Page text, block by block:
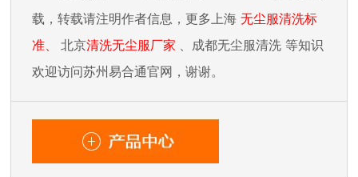
载，转载请注明作者信息，更多上海 无尘服清洗标
准、 北京清洗无尘服厂家 、成都无尘服清洗 等知识
欢迎访问苏州易合通官网，谢谢。